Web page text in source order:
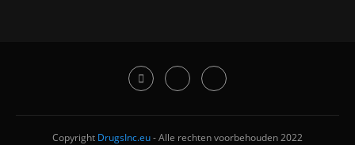
Copyright DrugsInc.eu- Alle rechten voorbehouden 2022